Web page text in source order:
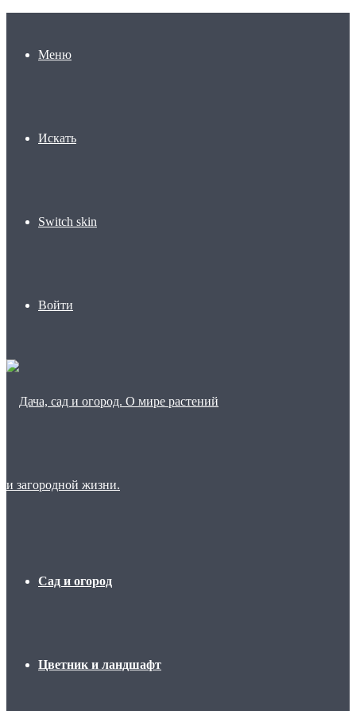
Меню
Искать
Switch skin
Войти
Сад и огород
Цветник и ландшафт